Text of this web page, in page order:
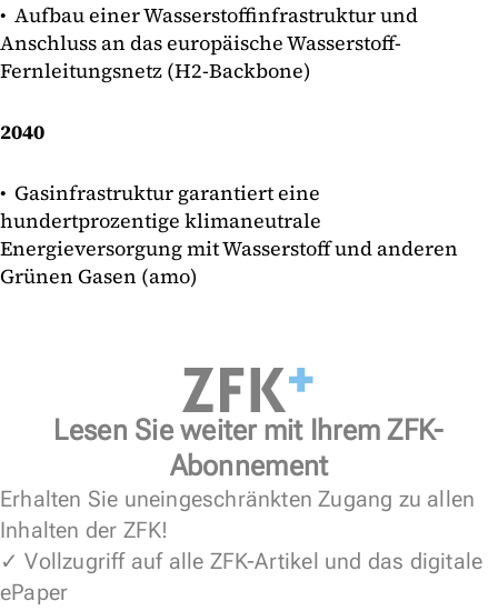
• Aufbau einer Wasserstoffinfrastruktur und
Anschluss an das europäische Wasserstoff-
Fernleitungsnetz (H2-Backbone)
2040
• Gasinfrastruktur garantiert eine
hundertprozentige klimaneutrale
Energieversorgung mit Wasserstoff und anderen
Grünen Gasen (amo)
Lesen Sie weiter mit Ihrem ZFK-
Abonnement
Erhalten Sie uneingeschränkten Zugang zu allen
Inhalten der ZFK!
✓ Vollzugriff auf alle ZFK-Artikel und das digitale
ePaper